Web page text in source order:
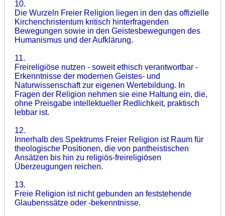
10.
Die Wurzeln Freier Religion liegen in den das offizielle
Kirchenchristentum kritisch hinterfragenden
Bewegungen sowie in den Geistesbewegungen des
Humanismus und der Aufklärung.
11.
Freireligiöse nutzen - soweit ethisch verantwortbar -
Erkenntnisse der modernen Geistes- und
Naturwissenschaft zur eigenen Wertebildung. In
Fragen der Religion nehmen sie eine Haltung ein, die,
ohne Preisgabe intellektueller Redlichkeit, praktisch
lebbar ist.
12.
Innerhalb des Spektrums Freier Religion ist Raum für
theologische Positionen, die von pantheistischen
Ansätzen bis hin zu religiös-freireligiösen
Überzeugungen reichen.
13.
Freie Religion ist nicht gebunden an feststehende
Glaubenssätze oder -bekenntnisse.